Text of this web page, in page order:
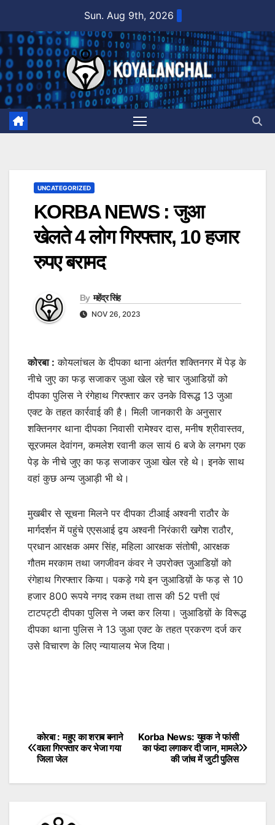
content
Sun. Aug 9th, 2026
UNCATEGORIZED
KORBA NEWS : जुआ
खेलते 4 लोग गिरफ्तार, 10 हजार
रुपए बरामद
By महेंद्र सिंह
NOV 26, 2023
कोरबा : कोयलांचल के दीपका थाना अंतर्गत शक्तिनगर में पेड़ के
नीचे जुए का फड़ सजाकर जुआ खेल रहे चार जुआडिय़ों को
दीपका पुलिस ने रंगेहाथ गिरफ्तार कर उनके विरूद्ध 13 जुआ
एक्ट के तहत कार्रवाई की है। मिली जानकारी के अनुसार
शक्तिनगर थाना दीपका निवासी रामेश्वर दास, मनीष श्रीवास्तव,
सूरजमल देवांगन, कमलेश रवानी कल सायं 6 बजे के लगभग एक
पेड़ के नीचे जुए का फड़ सजाकर जुआ खेल रहे थे। इनके साथ
वहां कुछ अन्य जुआड़ी भी थे।
मुखबीर से सूचना मिलने पर दीपका टीआई अश्वनी राठौर के
मार्गदर्शन में पहुंचे एएसआई द्वय अश्वनी निरंकारी खगेेश राठौर,
प्रधान आरक्षक अमर सिंह, महिला आरक्षक संतोषी, आरक्षक
गौतम मरकाम तथा जगजीवन कंवर ने उपरोक्त जुआडिय़ों को
रंगेहाथ गिरफ्तार किया। पकड़े गये इन जुआडिय़ों के फड़ से 10
हजार 800 रूपये नगद रकम तथा तास की 52 पत्ती एवं
टाटपट्टी दीपका पुलिस ने जब्त कर लिया। जुआडिय़ों के विरूद्ध
दीपका थाना पुलिस ने 13 जुआ एक्ट के तहत प्रकरण दर्ज कर
उसे विचारण के लिए न्यायालय भेज दिया।
Post
navigation
Korba News: युवक ने फांसी
का फंदा लगाकर दी जान, मामले
की जांच में जुटी पुलिस
कोरबा : महुए का शराब बनाने
वाला गिरफ्तार कर भेजा गया
जिला जेल